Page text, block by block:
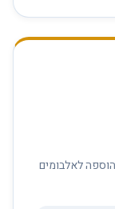
לאלבומים